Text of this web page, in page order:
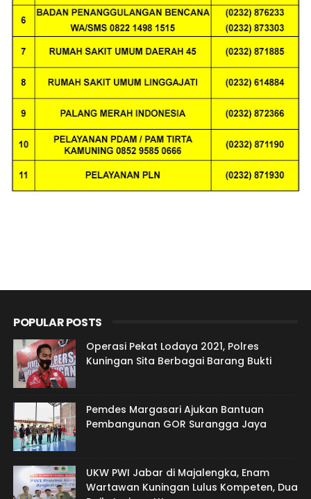
POPULAR POSTS
Operasi Pekat Lodaya 2021, Polres
Kuningan Sita Berbagai Barang Bukti
Pemdes Margasari Ajukan Bantuan
Pembangunan GOR Surangga Jaya
UKW PWI Jabar di Majalengka, Enam
Wartawan Kuningan Lulus Kompeten, Dua